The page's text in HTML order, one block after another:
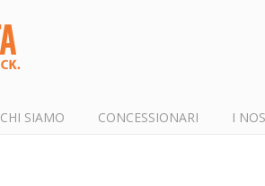
CHI SIAMO CONCESSIONARI I